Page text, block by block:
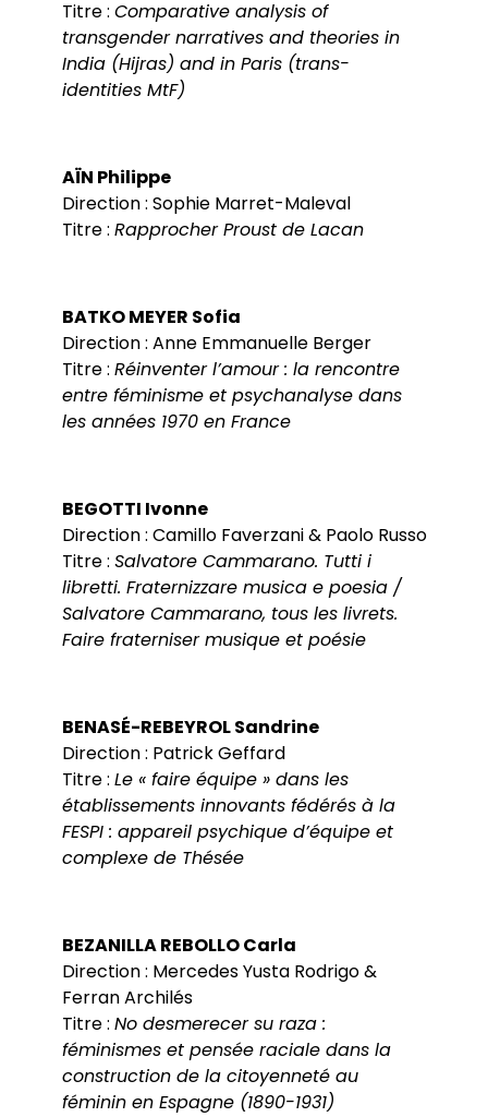
Thèse - VAPP
COED
Label Européen
Thèses soutenues
Procédure d’HDR
Aides financières de l’école doctorale
CIFRE
Contrats doctoraux
Postdoc
Prix de thèse
Doctorants
Représentant-e-s des doctorant-e-s
Titre : Comparative analysis of
transgender narratives and theories in
India (Hijras) and in Paris (trans-
identities MtF)
AÏN Philippe
Direction : Sophie Marret-Maleval
Titre : Rapprocher Proust de Lacan
BATKO MEYER Sofia
Direction : Anne Emmanuelle Berger
Titre : Réinventer l’amour : la rencontre
entre féminisme et psychanalyse dans
les années 1970 en France
BEGOTTI Ivonne
Direction : Camillo Faverzani & Paolo Russo
Titre : Salvatore Cammarano. Tutti i
libretti. Fraternizzare musica e poesia /
Salvatore Cammarano, tous les livrets.
Faire fraterniser musique et poésie
BENASÉ-REBEYROL Sandrine
Direction : Patrick Geffard
Titre : Le « faire équipe » dans les
établissements innovants fédérés à la
FESPI : appareil psychique d’équipe et
complexe de Thésée
BEZANILLA REBOLLO Carla
Direction : Mercedes Yusta Rodrigo &
Ferran Archilés
Titre : No desmerecer su raza :
féminismes et pensée raciale dans la
construction de la citoyenneté au
féminin en Espagne (1890-1931)